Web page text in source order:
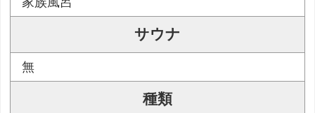
サウナ
無
種類